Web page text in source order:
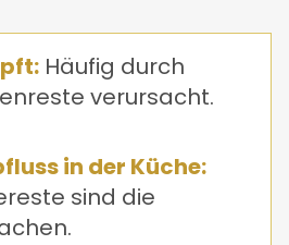
Häufig durch
verursacht.
in der Küche:
sind die